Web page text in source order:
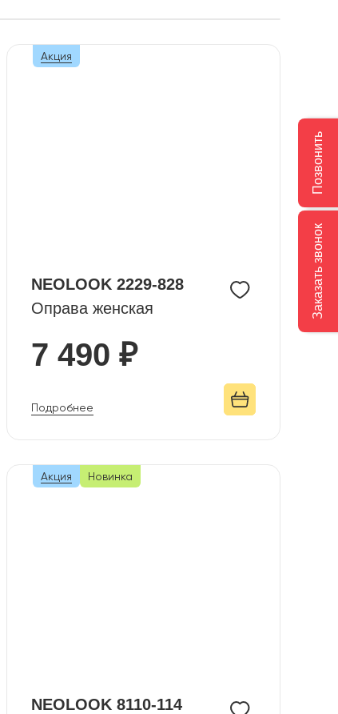
NEOLOOK 2229-828
Оправа женская
7 490 ₽
Подробнее
Акция
NEOLOOK 8110-114
Акция Новинка
Заказать звонок
Позвонить